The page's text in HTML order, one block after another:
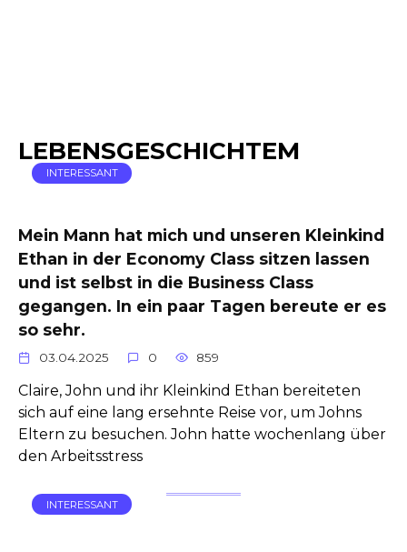
LEBENSGESCHICHTEM
INTERESSANT
Mein Mann hat mich und unseren Kleinkind
Ethan in der Economy Class sitzen lassen
und ist selbst in die Business Class
gegangen. In ein paar Tagen bereute er es
so sehr.
03.04.2025 0 859
Claire, John und ihr Kleinkind Ethan bereiteten
sich auf eine lang ersehnte Reise vor, um Johns
Eltern zu besuchen. John hatte wochenlang über
den Arbeitsstress
INTERESSANT